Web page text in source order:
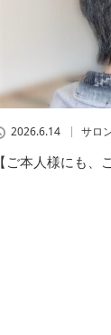
2026.6.14 サロ
【ご本人様にも、